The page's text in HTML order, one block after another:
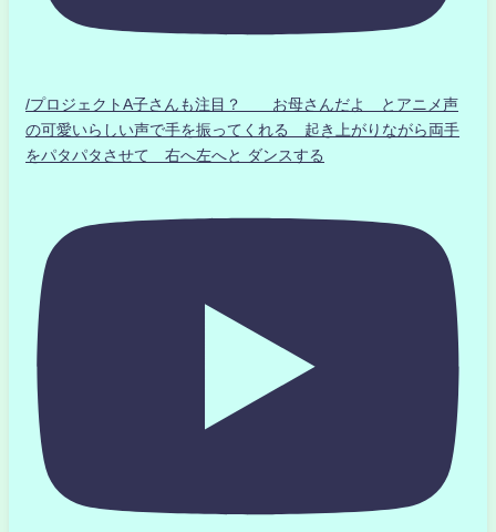
/プロジェクトA子さんも注目？ お母さんだよ とアニメ声
の可愛いらしい声で手を振ってくれる 起き上がりながら両手
をパタパタさせて 右へ左へと ダンスする